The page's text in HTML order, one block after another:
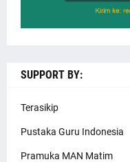
SUPPORT BY:
Terasikip
Pustaka Guru Indonesia
Pramuka MAN Matim